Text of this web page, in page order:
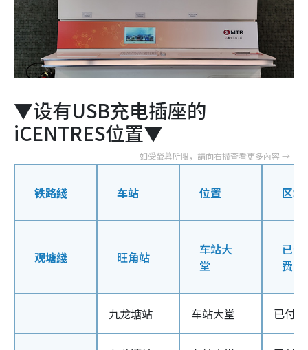
▼设有USB充电插座的
iCENTRES位置▼
铁路綫 车站 位置 区域
观塘綫 旺角站
车站大
堂
已付
费区
九龙塘站 车站大堂 已付